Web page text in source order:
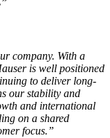
company. With a
is well positioned
to deliver long-
our stability and
and international
on a shared
focus.”